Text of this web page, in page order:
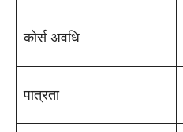
कोर्स अवधि
पात्रता